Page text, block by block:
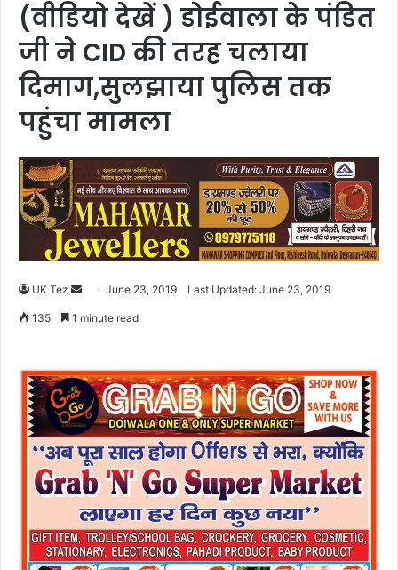
(वीडियो देखें ) डोईवाला के पंडित
जी ने CID की तरह चलाया
दिमाग,सुलझाया पुलिस तक
पहुंचा मामला
UK Tez
a
e
m
a
i
June 23, 2019 Last Updated: June 23, 2019
135 1 minute read